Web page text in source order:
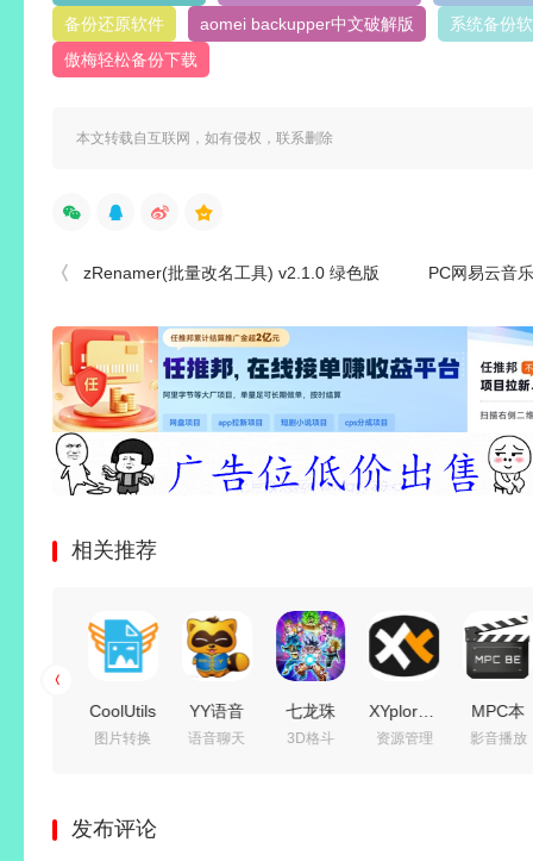
备份还原软件
aomei backupper中文破解版
系统备份
傲梅轻松备份下载
本文转载自互联网，如有侵权，联系删除
zRenamer(批量改名工具) v2.1.0 绿色版 PC网易云音乐
相关推荐
具) Pro
CoolUtils
Total
像转换工
图片转换
YY语音
(歪歪语
语音聊天
七龙珠
电光炸
3D格斗
XYplorer(多
标签文件
资源管理
MPC本
地播放器
影音播放
发布评论